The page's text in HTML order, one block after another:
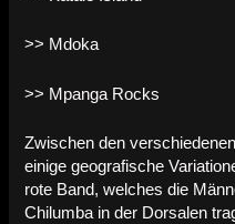
>> Mdoka
>> Mpanga Rocks
Zwischen den
einige geografische
rote Band, welches die
Chilumba in der Dorsalen